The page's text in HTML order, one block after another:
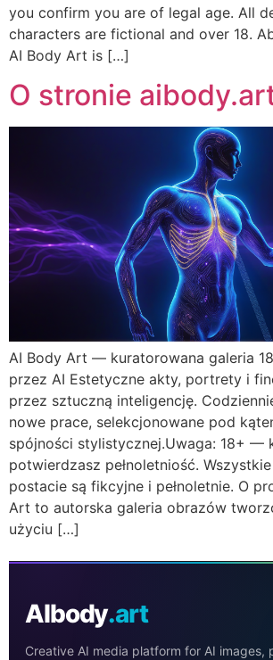
you confirm you are of legal age. All
characters are fictional and over 18.
AI Body Art is […]
O stronie
AI Body Art — kuratorowana galeria
przez AI Estetyczne akty, portrety i
przez sztuczną inteligencję.
nowe prace, selekcjonowane pod
spójności stylistycznej.Uwaga: 18+ —
potwierdzasz pełnoletniość.
postacie są fikcyjne i pełnoletnie. O
Art to autorska galeria obrazów
użyciu […]
AIbody.art
Creative AI media platform for AI images,